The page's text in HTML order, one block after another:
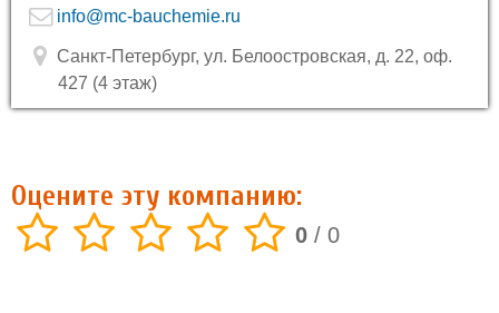
info@mc-bauchemie.ru
Санкт-Петербург, ул. Белоостровская, д. 22, оф.
427 (4 этаж)
Оцените эту компанию:
0 / 0